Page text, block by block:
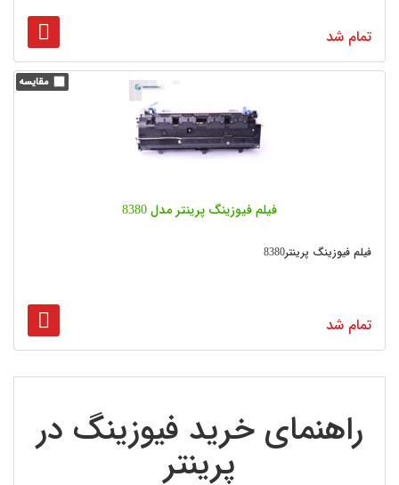
تمام شد
فیلم فیوزینگ پرینتر مدل 8380
فیلم فیوزینگ پرینتر8380
تمام شد
راهنمای خرید فیوزینگ در
پرینتر